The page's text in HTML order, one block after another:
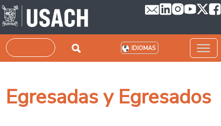
Pasar al contenido principal
Buscar IDIOMAS
Egresadas y Egresados